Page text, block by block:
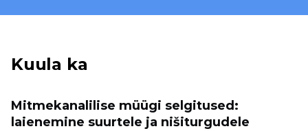
Kuula ka
Mitmekanalilise müügi selgitused:
laienemine suurtele ja nišiturgudele